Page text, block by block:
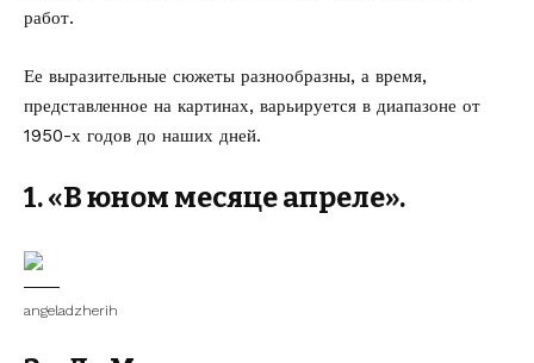
работ.
Ее выразительные сюжеты разнообразны, а время,
представленное на картинах, варьируется в диапазоне от
1950-х годов до наших дней.
1. «В юном месяце апреле».
angeladzherih